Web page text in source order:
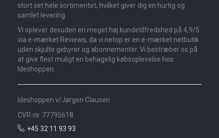
stort set hele sortimentet, hvilket giver dig en hurtig og
samlet levering.
Vi oplever desuden en meget høj kundetilfredshed på 4,9/5
via e-mærket Reviews, da vi netop er en e-mærket netbutik
uden skjulte gebyrer og abonnementer. Vi bestræber os på
at give flest muligt en behagelig købsoplevelse hos
Ideshoppen.
Ideshoppen v/Jørgen Clausen
CVR-nr. 77795618
+45 32 11 93 93